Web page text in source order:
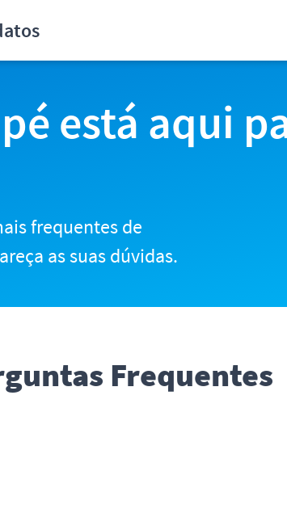
está aqui
frequentes de
as suas dúvidas.
Frequentes